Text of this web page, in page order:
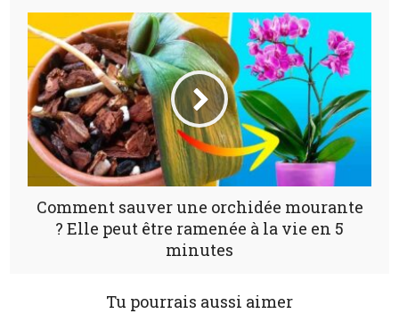
Comment sauver une orchidée mourante
? Elle peut être ramenée à la vie en 5
minutes
Tu pourrais aussi aimer